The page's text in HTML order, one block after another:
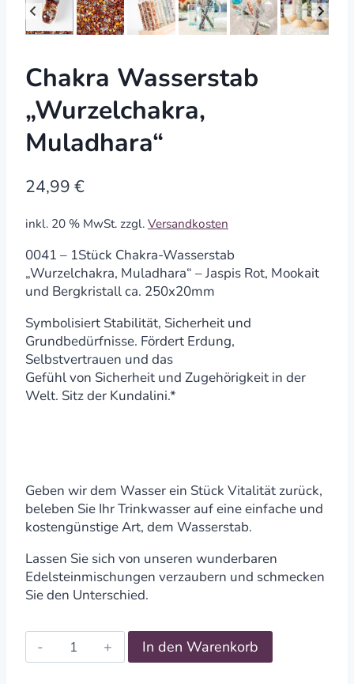
Chakra Wasserstab
„Wurzelchakra,
Muladhara“
24,99 €
inkl. 20 % MwSt. zzgl. Versandkosten
0041 – 1Stück Chakra-Wasserstab
„Wurzelchakra, Muladhara“ – Jaspis Rot, Mookait
und Bergkristall ca. 250x20mm
Symbolisiert Stabilität, Sicherheit und
Grundbedürfnisse. Fördert Erdung,
Selbstvertrauen und das
Gefühl von Sicherheit und Zugehörigkeit in der
Welt. Sitz der Kundalini.*
Geben wir dem Wasser ein Stück Vitalität zurück,
beleben Sie Ihr Trinkwasser auf eine einfache und
kostengünstige Art, dem Wasserstab.
Lassen Sie sich von unseren wunderbaren
Edelsteinmischungen verzaubern und schmecken
Sie den Unterschied.
Chakra
Wasserstab
In den Warenkorb